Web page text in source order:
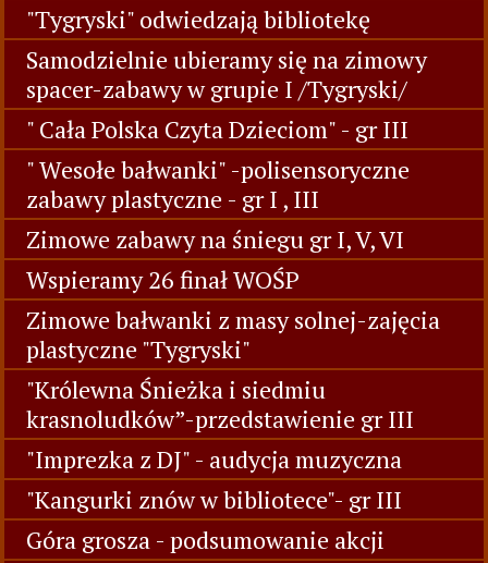
"Tygryski" odwiedzają bibliotekę
Samodzielnie ubieramy się na zimowy
spacer-zabawy w grupie I /Tygryski/
" Cała Polska Czyta Dzieciom" - gr III
" Wesołe bałwanki" -polisensoryczne
zabawy plastyczne - gr I , III
Zimowe zabawy na śniegu gr I, V, VI
Wspieramy 26 finał WOŚP
Zimowe bałwanki z masy solnej-zajęcia
plastyczne "Tygryski"
"Królewna Śnieżka i siedmiu
krasnoludków”-przedstawienie gr III
"Imprezka z DJ" - audycja muzyczna
"Kangurki znów w bibliotece"- gr III
Góra grosza - podsumowanie akcji